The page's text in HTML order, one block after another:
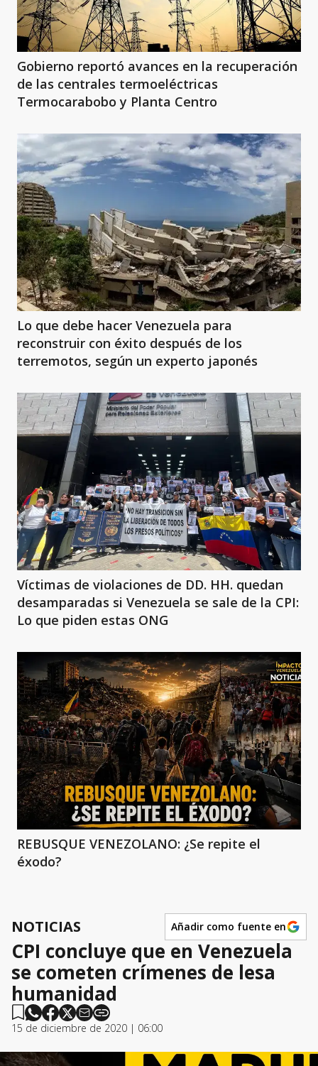
Gobierno reportó avances en la recuperación
de las centrales termoeléctricas
Termocarabobo y Planta Centro
Lo que debe hacer Venezuela para
reconstruir con éxito después de los
terremotos, según un experto japonés
Víctimas de violaciones de DD. HH. quedan
desamparadas si Venezuela se sale de la CPI:
Lo que piden estas ONG
REBUSQUE VENEZOLANO: ¿Se repite el
éxodo?
NOTICIAS Añadir como fuente en
CPI concluye que en Venezuela
se cometen crímenes de lesa
humanidad
15 de diciembre de 2020 | 06:00